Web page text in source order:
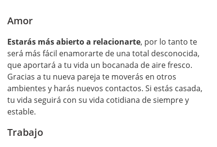
Amor
Estarás más abierto a relacionarte, por lo tanto te
será más fácil enamorarte de una total desconocida,
que aportará a tu vida un bocanada de aire fresco.
Gracias a tu nueva pareja te moverás en otros
ambientes y harás nuevos contactos. Si estás casada,
tu vida seguirá con su vida cotidiana de siempre y
estable.
Trabajo